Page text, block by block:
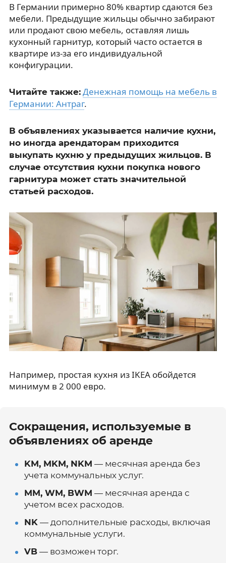
В Германии примерно 80% квартир сдаются без
мебели. Предыдущие жильцы обычно забирают
или продают свою мебель, оставляя лишь
кухонный гарнитур, который часто остается в
квартире из-за его индивидуальной
конфигурации.
Читайте также: Денежная помощь на мебель в
Германии: Антраг.
В объявлениях указывается наличие кухни,
но иногда арендаторам приходится
выкупать кухню у предыдущих жильцов. В
случае отсутствия кухни покупка нового
гарнитура может стать значительной
статьей расходов.
Например, простая кухня из IKEA обойдется
минимум в 2 000 евро.
Сокращения, используемые в
объявлениях об аренде
KM, MKM, NKM — месячная аренда без
учета коммунальных услуг.
MM, WM, BWM — месячная аренда с
учетом всех расходов.
NK— дополнительные расходы, включая
коммунальные услуги.
VB— возможен торг.